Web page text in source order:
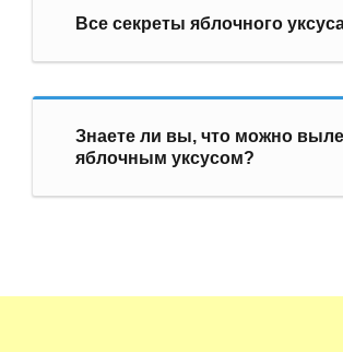
Все секреты яблочного
Знаете ли вы, что можно
яблочным уксусом?